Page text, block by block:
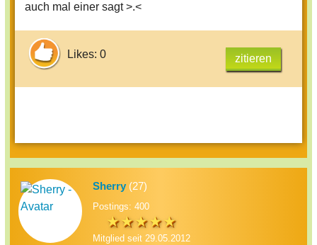
auch mal einer sagt >.<
Likes: 0 zitieren
Sherry(27)
Postings: 400
Mitglied seit 29.05.2012